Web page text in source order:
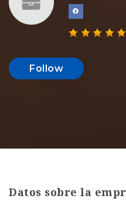
Follow
Datos sobre la